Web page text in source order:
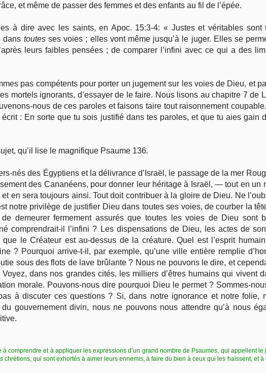
et même de passer des femmes et des enfants au fil de l’épée.
à dire avec les saints, en Apoc. 15:3-4: « Justes et véritables
dans toutes ses voies ; elles vont même jusqu’à le juger. Elles se
leurs faibles pensées ; de comparer l’infini avec ce qui a des
pas compétents pour porter un jugement sur les voies de Dieu, et
mortels ignorants, d’essayer de le faire. Nous lisons au chapitre 7 de
nous de ces paroles et faisons taire tout raisonnement
: En sorte que tu sois justifié dans tes paroles, et que tu aies gain
qu’il lise le magnifique Psaume 136.
nés des Égyptiens et la délivrance d’Israël, le passage de la mer
des Cananéens, pour donner leur héritage à Israël, — tout en un
en sera toujours ainsi. Tout doit contribuer à la gloire de Dieu. Ne
notre privilège de justifier Dieu dans toutes ses voies, de courber la
demeurer fermement assurés que toutes les voies de Dieu sont
comprendrait-il l’infini ? Les dispensations de Dieu, les actes de
le Créateur est au-dessus de la créature. Quel est l’esprit
? Pourquoi arrive-t-il, par exemple, qu’une ville entière remplie
sous des flots de lave brûlante ? Nous ne pouvons le dire, et
Voyez, dans nos grandes cités, les milliers d’êtres humains qui vivent
morale. Pouvons-nous dire pourquoi Dieu le permet ? Sommes-
à discuter ces questions ? Si, dans notre ignorance et notre folie,
gouvernement divin, nous ne pouvons nous attendre qu’à nous
comprendre et à appliquer les expressions d’un grand nombre de Psaumes, qui appellent
chrétiens, qui sont exhortés à aimer leurs ennemis, à faire du bien à ceux qui les haïssent, et